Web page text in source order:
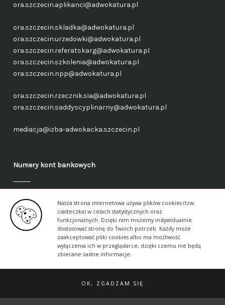
Nasza strona internetowa używa plików cookies (tzw.
ciasteczka) w celach statystycznych oraz
funkcjonalnych. Dzięki nim możemy indywidualnie
dostosować stronę do Twoich potrzeb. Każdy może
zaakceptować pliki cookies albo ma możliwość
wyłączenia ich w przeglądarce, dzięki czemu nie będą
zbierane żadne informacje.
OK, ZGADZAM SIĘ
ora.szczecin.aplikanci@adwokatura.pl
ora.szczecin.skladka@adwokatura.pl
ora.szczecin.urzedowki@adwokatura.pl
ora.szczecin.referatskarg@adwokatura.pl
ora.szczecin.szkolenia@adwokatura.pl
ora.szczecin.npp@adwokatura.pl
ora.szczecin.rzecznik.sia@adwokatura.pl
ora.szczecin.saddyscyplinarny@adwokatura.pl
mediacja@izba-adwokacka.szczecin.pl
Numery kont bankowych
Fundusz administracyjny – ogólny
40 1050 1559 1000 0090 3288 6591
Fundusz aplikancki – ogólny
17 1050 1559 1000 0090 3288 6617